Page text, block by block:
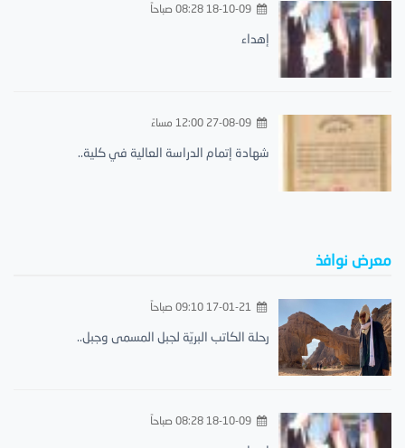
18-10-09 08:28 صباحاً
إهداء
27-08-09 12:00 مساءً
شهادة إتمام الدراسة العالية في كلية..
معرض نوافذ
رحلة الكاتب البريّة لجبل المسمى وجبل..
18-10-09 08:28 صباحاً